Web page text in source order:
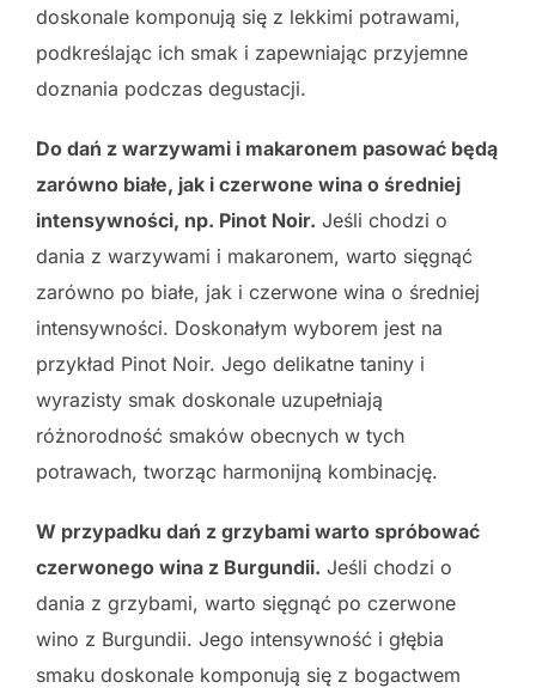
doskonale komponują się z lekkimi potrawami,
podkreślając ich smak i zapewniając przyjemne
doznania podczas degustacji.
Do dań z warzywami i makaronem pasować będą
zarówno białe, jak i czerwone wina o średniej
intensywności, np. Pinot Noir. Jeśli chodzi o
dania z warzywami i makaronem, warto sięgnąć
zarówno po białe, jak i czerwone wina o średniej
intensywności. Doskonałym wyborem jest na
przykład Pinot Noir. Jego delikatne taniny i
wyrazisty smak doskonale uzupełniają
różnorodność smaków obecnych w tych
potrawach, tworząc harmonijną kombinację.
W przypadku dań z grzybami warto spróbować
czerwonego wina z Burgundii. Jeśli chodzi o
dania z grzybami, warto sięgnąć po czerwone
wino z Burgundii. Jego intensywność i głębia
smaku doskonale komponują się z bogactwem